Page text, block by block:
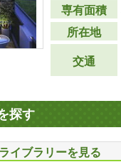
専有面積
所在地
交通
探す
イブラリーを見る